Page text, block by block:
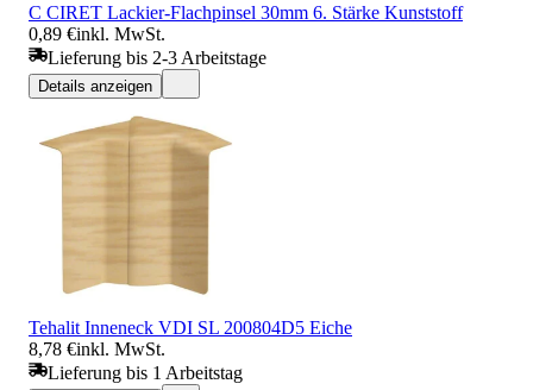
C CIRET Lackier-Flachpinsel 30mm 6. Stärke Kunststoff
0,89 €inkl. MwSt.
Lieferung bis 2-3 Arbeitstage
Details anzeigen
Tehalit Inneneck VDI SL 200804D5 Eiche
8,78 €inkl. MwSt.
Lieferung bis 1 Arbeitstag